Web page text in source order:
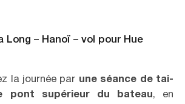
Long – Hanoï – vol pour Hue
la journée par une séance de tai-
pont supérieur du bateau, en